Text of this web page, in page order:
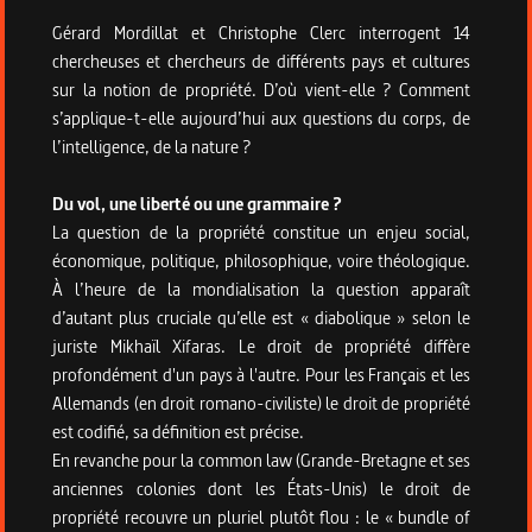
Gérard Mordillat et Christophe Clerc interrogent 14
chercheuses et chercheurs de différents pays et cultures
sur la notion de propriété. D’où vient-elle ? Comment
s’applique-t-elle aujourd’hui aux questions du corps, de
l’intelligence, de la nature ?
Du vol, une liberté ou une grammaire ?
La question de la propriété constitue un enjeu social,
économique, politique, philosophique, voire théologique.
À l’heure de la mondialisation la question apparaît
d’autant plus cruciale qu’elle est « diabolique » selon le
juriste Mikhaïl Xifaras. Le droit de propriété diffère
profondément d'un pays à l'autre. Pour les Français et les
Allemands (en droit romano-civiliste) le droit de propriété
est codifié, sa définition est précise.
En revanche pour la common law (Grande-Bretagne et ses
anciennes colonies dont les États-Unis) le droit de
propriété recouvre un pluriel plutôt flou : le « bundle of